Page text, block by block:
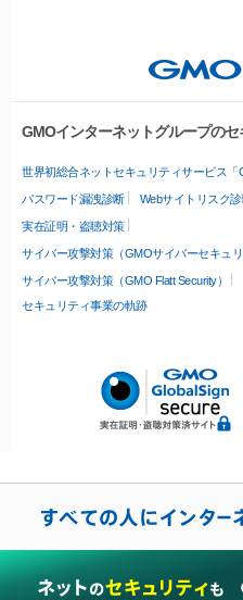
GMOインターネットグループの
世界初総合ネットセキュリティサービス「
パスワード漏洩診断 Webサイトリスク
実在証明・盗聴対策
サイバー攻撃対策（GMOサイバーセキュリ
サイバー攻撃対策（GMO Flatt Security）
セキュリティ事業の軌跡